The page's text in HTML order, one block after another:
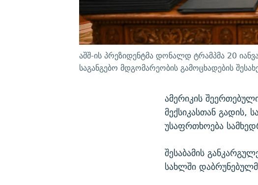
აშშ-ის პრეზიდენტმა დონალდ ტრამპმა 20
საგანგებო მდგომარეობის გამოცხადების
ამერიკის
მექსიკასთან გადის,
უსაფრთხოება
შესაბამის
სახლში